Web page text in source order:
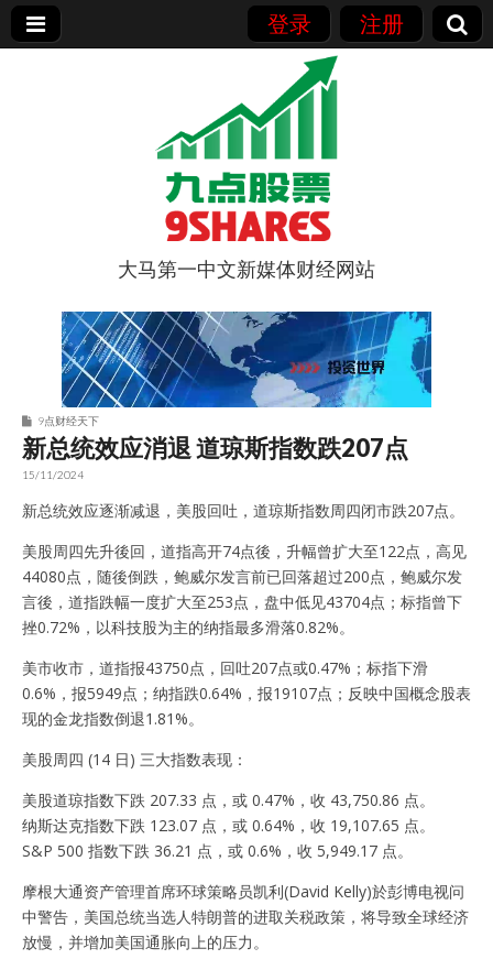
登录 注册
9点股票
大马第一中文新媒体财经网站
9点财经天下
新总统效应消退 道琼斯指数跌207点
15/11/2024
新总统效应逐渐减退，美股回吐，道琼斯指数周四闭市跌207点。
美股周四先升後回，道指高开74点後，升幅曾扩大至122点，高见
44080点，随後倒跌，鲍威尔发言前已回落超过200点，鲍威尔发
言後，道指跌幅一度扩大至253点，盘中低见43704点；标指曾下
挫0.72%，以科技股为主的纳指最多滑落0.82%。
美市收市，道指报43750点，回吐207点或0.47%；标指下滑
0.6%，报5949点；纳指跌0.64%，报19107点；反映中国概念股表
现的金龙指数倒退1.81%。
美股周四 (14 日) 三大指数表现：
美股道琼指数下跌 207.33 点，或 0.47%，收 43,750.86 点。
纳斯达克指数下跌 123.07 点，或 0.64%，收 19,107.65 点。
S&P 500 指数下跌 36.21 点，或 0.6%，收 5,949.17 点。
摩根大通资产管理首席环球策略员凯利(David Kelly)於彭博电视问
中警告，美国总统当选人特朗普的进取关税政策，将导致全球经济
放慢，并增加美国通胀向上的压力。